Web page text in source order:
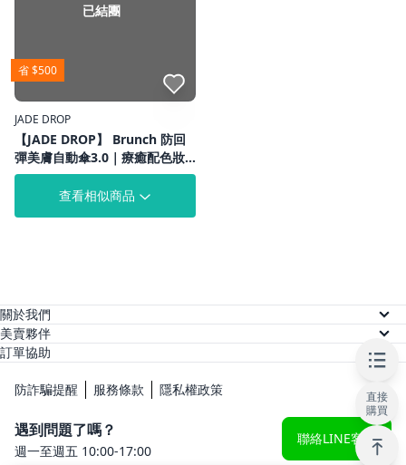
省 $500
已結團
JADE DROP
【JADE DROP】 Brunch 防回
彈美膚自動傘3.0｜療癒配色妝
容友善｜UPF1000+｜專利防曬
查看相似商品
直接
購買
關於我們
關於美賣
人才招募
美賣夥伴
供應商註冊
網紅註冊
訂單協助
防詐騙提醒 服務條款 隱私權政策
遇到問題了嗎？
週一至週五 10:00-17:00
聯絡LINE客服